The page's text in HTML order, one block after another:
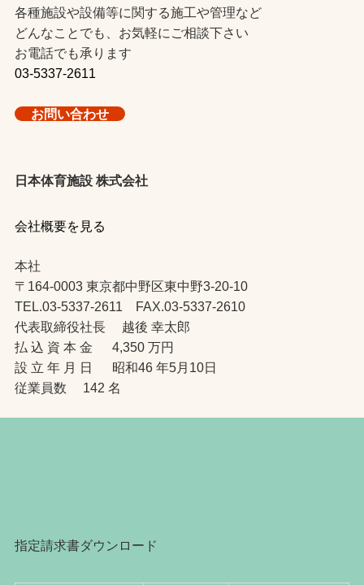
各種施設や設備等に関する施工や管理など
どんなことでも、お気軽にご相談下さい
お電話でも承ります
03-5337-2611
お問い合わせ
日本体育施設 株式会社
会社概要を見る
本社
〒164-0003 東京都中野区東中野3-20-10
TEL.03-5337-2611 FAX.03-5337-2610
代表取締役社長 越後 幸太郎
払 込 資 本 金 4,350 万円
設 立 年 月 日 昭和46 年5月10日
従業員数 142 名
指定請求書ダウンロード